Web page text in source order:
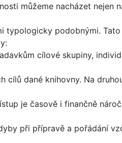
můžeme nacházet nejen
typologicky podobnými.
cílové skupiny,
cílů dané knihovny. Na
je časově i finančně
při přípravě a pořádání